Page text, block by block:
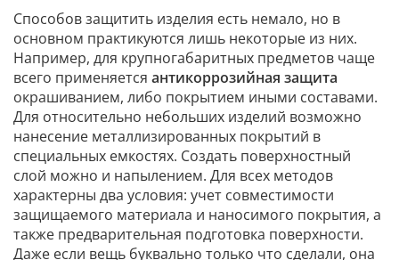
Способов защитить изделия есть немало, но в
основном практикуются лишь некоторые из них.
Например, для крупногабаритных предметов чаще
всего применяется антикоррозийная защита
окрашиванием, либо покрытием иными составами.
Для относительно небольших изделий возможно
нанесение металлизированных покрытий в
специальных емкостях. Создать поверхностный
слой можно и напылением. Для всех методов
характерны два условия: учет совместимости
защищаемого материала и наносимого покрытия, а
также предварительная подготовка поверхности.
Даже если вещь буквально только что сделали, она